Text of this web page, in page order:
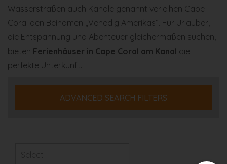
Wasserstraßen auch Kanäle genannt verleihen Cape
Coral den Beinamen „Venedig Amerikas“. Für Urlauber,
die Entspannung und Abenteuer gleichermaßen suchen,
bieten Ferienhäuser in Cape Coral am Kanal die
perfekte Unterkunft.
ADVANCED SEARCH FILTERS